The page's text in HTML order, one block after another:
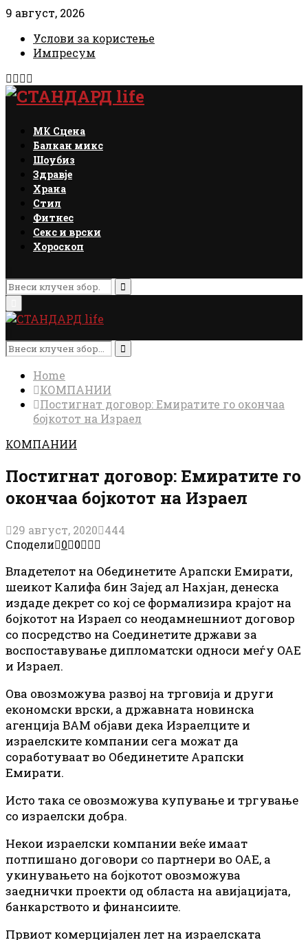
9 август, 2026
Услови за користење
Импресум
Facebook
Instagram
Email
МК Сцена
Балкан микс
Шоубиз
Здравје
Храна
Стил
Фитнес
Секс и врски
Хороскоп
Search
for:
Search
Menu
Search
for:
Search
Home
КОМПАНИИ
Постигнат договор: Емиратите го окончаа
бојкотот на Израел
КОМПАНИИ
Постигнат договор: Емиратите го
окончаа бојкотот на Израел
29 август, 2020 444
Сподели 0 0
Владетелот на Обединетите Арапски Емирати,
шеикот Калифa бин Зајед ал Нахјан, денеска
издаде декрет со кој се формализира крајот на
бојкотот на Израел со неодамнешниот договор
со посредство на Соединетите држави за
воспоставување дипломатски односи меѓу ОАЕ
и Израел.
Ова овозможува развој на трговија и други
економски врски, а државната новинска
агенција ВАМ објави дека Израелците и
израелските компании сега можат да
соработуваат во Обединетите Арапски
Емирати.
Исто така се овозможува купување и тргување
со израелски добра.
Некои израелски компании веќе имаат
потпишано договори со партнери во ОАЕ, а
укинувањето на бојкотот овозможува
заеднички проекти од областа на авијацијата,
банкарството и финансиите.
Првиот комерцијален лет на израелската